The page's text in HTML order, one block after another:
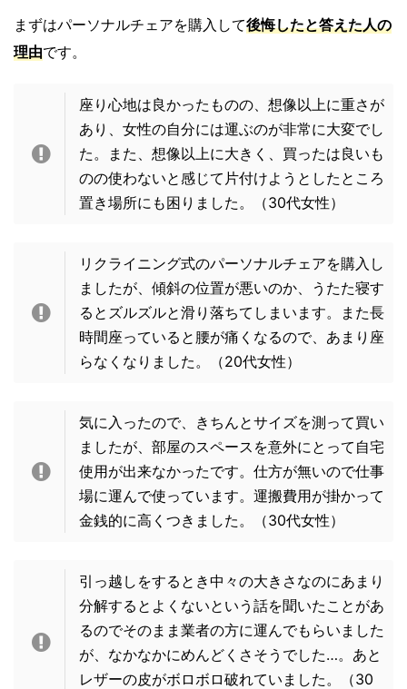
まずはパーソナルチェアを購入して後悔したと答えた人の
理由です。
座り心地は良かったものの、想像以上に重さが
あり、女性の自分には運ぶのが非常に大変でし
た。また、想像以上に大きく、買ったは良いも
のの使わないと感じて片付けようとしたところ
置き場所にも困りました。（30代女性）
リクライニング式のパーソナルチェアを購入し
ましたが、傾斜の位置が悪いのか、うたた寝す
るとズルズルと滑り落ちてしまいます。また長
時間座っていると腰が痛くなるので、あまり座
らなくなりました。（20代女性）
気に入ったので、きちんとサイズを測って買い
ましたが、部屋のスペースを意外にとって自宅
使用が出来なかったです。仕方が無いので仕事
場に運んで使っています。運搬費用が掛かって
金銭的に高くつきました。（30代女性）
引っ越しをするとき中々の大きさなのにあまり
分解するとよくないという話を聞いたことがあ
るのでそのまま業者の方に運んでもらいました
が、なかなかにめんどくさそうでした…。あと
レザーの皮がボロボロ破れていました。
（30